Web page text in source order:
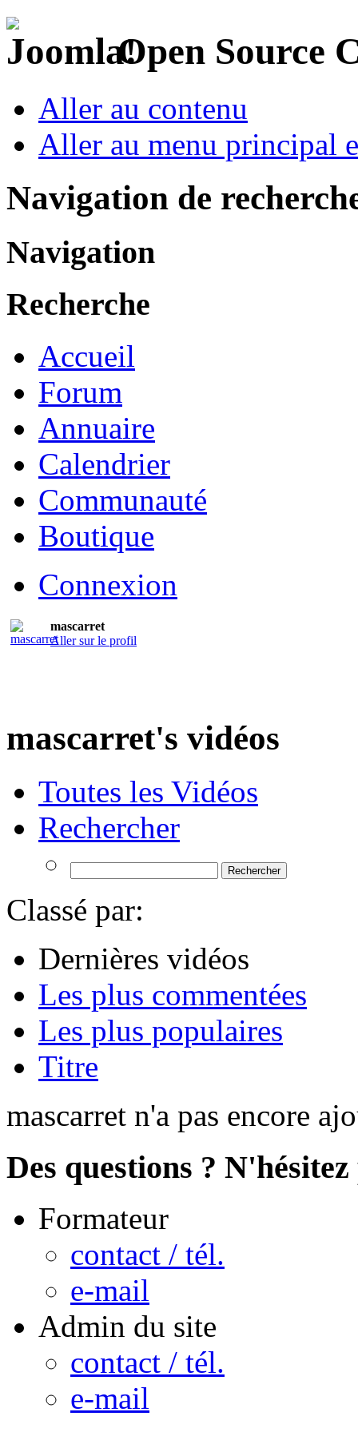
Open Source
Aller au contenu
Aller au menu principal
Navigation de
Navigation
Recherche
Accueil
Forum
Annuaire
Calendrier
Communauté
Boutique
Connexion
mascarret
Aller sur le profil
mascarret's vidéos
Toutes les Vidéos
Rechercher
Classé par:
Dernières vidéos
Les plus commentées
Les plus populaires
Titre
mascarret n'a pas encore
Des questions ?
Formateur
contact / tél.
e-mail
Admin du site
contact / tél.
e-mail